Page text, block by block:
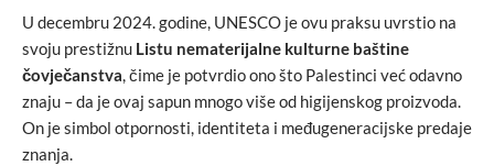
U decembru 2024. godine, UNESCO je ovu praksu uvrstio na
svoju prestižnu Listu nematerijalne kulturne baštine
čovječanstva, čime je potvrdio ono što Palestinci već odavno
znaju – da je ovaj sapun mnogo više od higijenskog proizvoda.
On je simbol otpornosti, identiteta i međugeneracijske predaje
znanja.